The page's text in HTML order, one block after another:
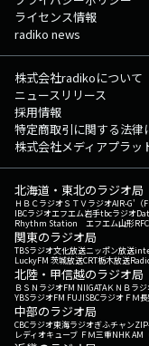
ライセンス情報
radiko news
株式会社radikoについて
ニュースリリース
採用情報
特定商取引に関する法律
株式会社メディアプラッ
北海道・東北のラジオ局
ＨＢＣラジオＳＴＶラジオAIR-G'（
IBCラジオエフエム岩手tbcラジオ
Rhythm Station エフエム山形
関東のラジオ局
TBSラジオ文化放送ニッポン放送
LuckyFM 茨城放送CRT栃木放送
北陸・甲信越のラジオ局
ＢＳＮラジオFM NIIGATAＫＮＢラジ
YBSラジオFM FUJISBCラジオ ＦＭ
中部のラジオ局
CBCラジオ東海ラジオぎふチャン
レディオキューブ ＦＭ三重NHK AM